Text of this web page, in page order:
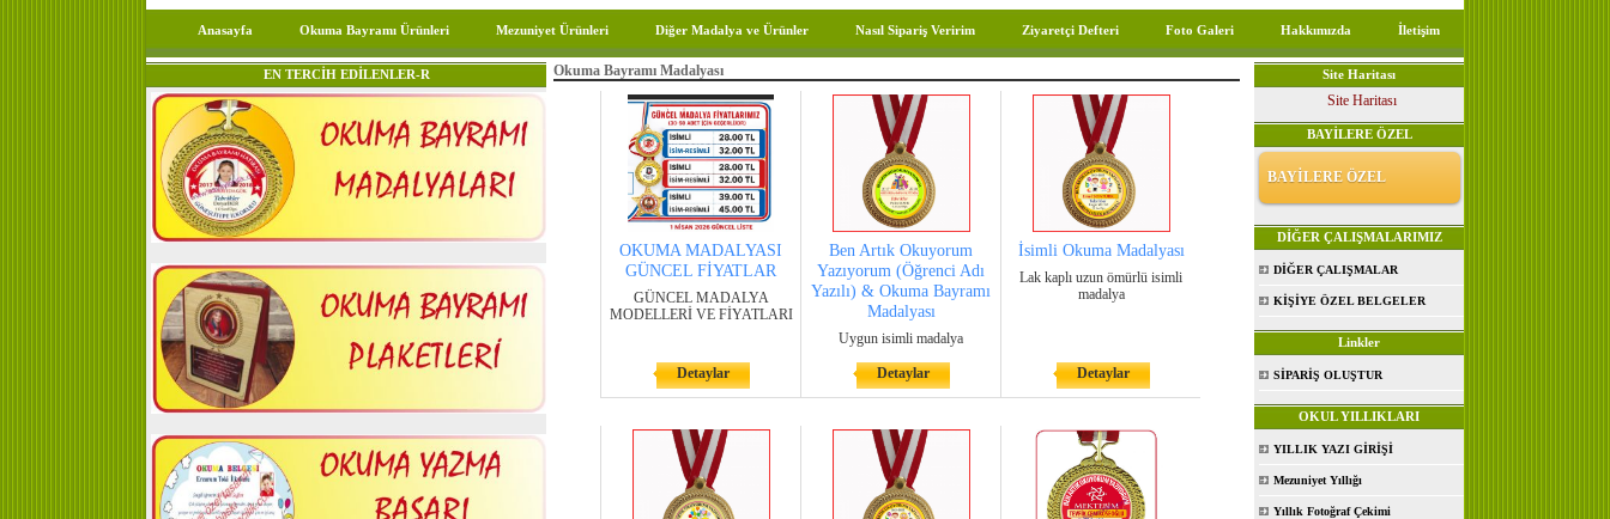
Anasayfa Okuma Bayramı Ürünleri Mezuniyet Ürünleri Diğer Madalya ve Ürünler Nasıl Sipariş Veririm Ziyaretçi Defteri Foto Galeri Hakkımızda İletişim
EN TERCİH EDİLENLER-R Okuma Bayramı Madalyası
OKUMA MADALYASI
GÜNCEL FİYATLAR
GÜNCEL MADALYA
MODELLERİ VE FİYATLARI
Detaylar
Ben Artık Okuyorum
Yazıyorum (Öğrenci Adı
Yazılı) & Okuma Bayramı
Madalyası
Uygun isimli madalya
Detaylar
İsimli Okuma Madalyası
Lak kaplı uzun ömürlü isimli
madalya
Detaylar
Site Haritası
Site Haritası
BAYİLERE ÖZEL
BAYİLERE ÖZEL
DİĞER ÇALIŞMALARIMIZ
DİĞER ÇALIŞMALAR
KİŞİYE ÖZEL BELGELER
Linkler
SİPARİŞ OLUŞTUR
OKUL YILLIKLARI
YILLIK YAZI GİRİŞİ
Mezuniyet Yıllığı
Yıllık Fotoğraf Çekimi